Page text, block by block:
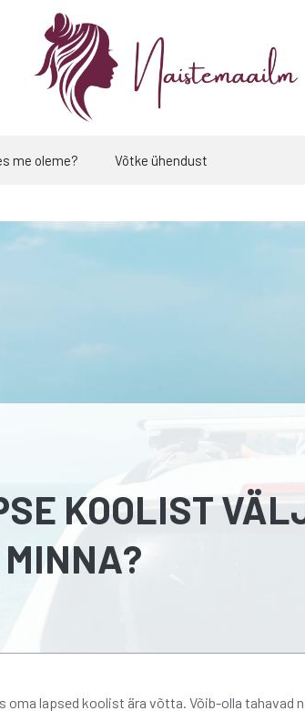
me oleme? Võtke ühendust
KOOLIST
lapsed koolist ära võtta. Võib-olla tahavad